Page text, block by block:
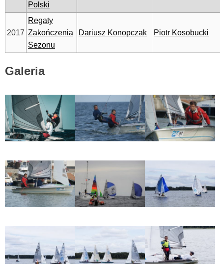
Polski
2017
Regaty
Zakończenia
Sezonu
Dariusz Konopczak Piotr Kosobucki
Galeria